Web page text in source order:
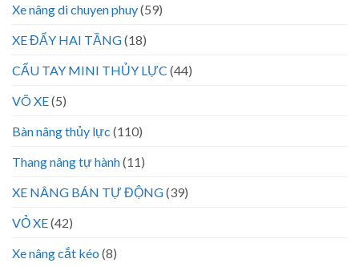
Xe nâng di chuyen phuy(59)
XE ĐẨY HAI TẦNG(18)
CẨU TAY MINI THỦY LỰC (44)
VÕ XE(5)
Bàn nâng thủy lực (110)
Thang nâng tự hành(11)
XE NÂNG BÁN TỰ ĐỘNG(39)
VỎ XE(42)
Xe nâng cắt kéo (8)